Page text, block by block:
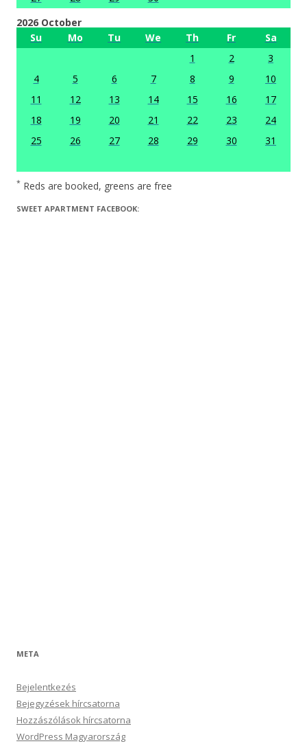
2026 October
Su
Mo Tu We Th Fr
Sa
1
2
3
4
5 6 7 8 9
10
11
12 13 14 15 16
17
18
19 20 21 22 23
24
25
26 27 28 29 30 31
* Reds are booked, greens are free
SWEET APARTMENT FACEBOOK:
META
Bejelentkezés
Bejegyzések hírcsatorna
Hozzászólások hírcsatorna
WordPress Magyarország